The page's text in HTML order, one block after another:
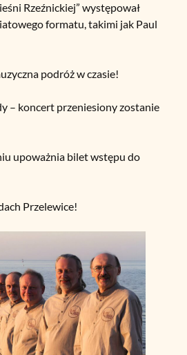
Rzeźnickiej” występował
formatu, takimi jak Paul
podróż w czasie!
– koncert przeniesiony zostanie
upoważnia bilet wstępu do
Przelewice!